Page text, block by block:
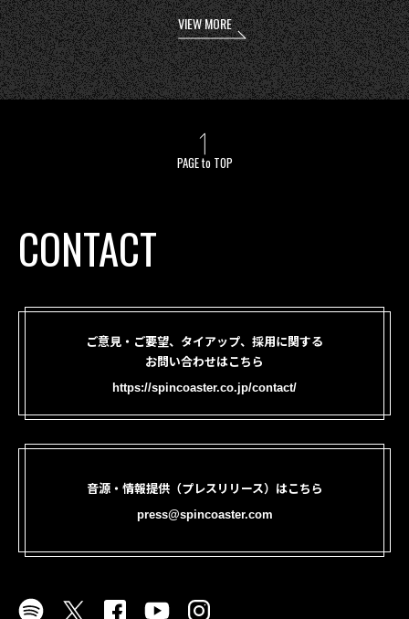
VIEW MORE
PAGE to TOP
CONTACT
ご意見・ご要望、タイアップ、採用に関する
お問い合わせはこちら
https://spincoaster.co.jp/contact/
音源・情報提供（プレスリリース）はこちら
press@spincoaster.com